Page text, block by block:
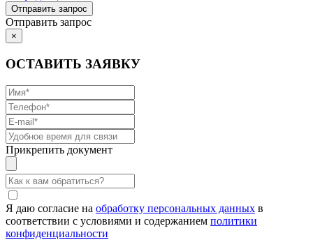
Отправить запрос
×
ОСТАВИТЬ ЗАЯВКУ
Прикрепить документ
Я даю согласие на обработку персональных данных в
соответствии с условиями и содержанием политики
конфиденциальности